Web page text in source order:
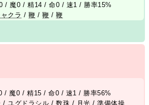
/ 魔0 / 精14 / 命0 / 速1 / 勝率15%
クラ / 鞭 /鞭 /鞭
/ 魔0 / 精15 / 命0 / 速1 / 勝率56%
/ ユグドラシル /数珠 / 月光 /準備体操